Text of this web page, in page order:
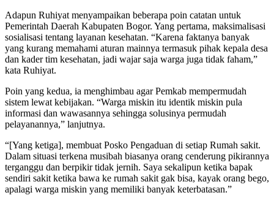
Adapun Ruhiyat menyampaikan beberapa poin catatan untuk
Pemerintah Daerah Kabupaten Bogor. Yang pertama, maksimalisasi
sosialisasi tentang layanan kesehatan. “Karena faktanya banyak
yang kurang memahami aturan mainnya termasuk pihak kepala desa
dan kader tim kesehatan, jadi wajar saja warga juga tidak faham,”
kata Ruhiyat.
Poin yang kedua, ia menghimbau agar Pemkab mempermudah
sistem lewat kebijakan. “Warga miskin itu identik miskin pula
informasi dan wawasannya sehingga solusinya permudah
pelayanannya,” lanjutnya.
“[Yang ketiga], membuat Posko Pengaduan di setiap Rumah sakit.
Dalam situasi terkena musibah biasanya orang cenderung pikirannya
terganggu dan berpikir tidak jernih. Saya sekalipun ketika bapak
sendiri sakit ketika bawa ke rumah sakit gak bisa, kayak orang bego,
apalagi warga miskin yang memiliki banyak keterbatasan.”